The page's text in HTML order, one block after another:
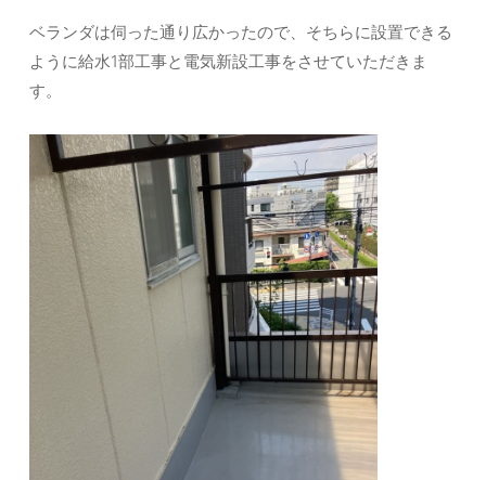
ベランダは伺った通り広かったので、そちらに設置できる
ように給水1部工事と電気新設工事をさせていただきま
す。